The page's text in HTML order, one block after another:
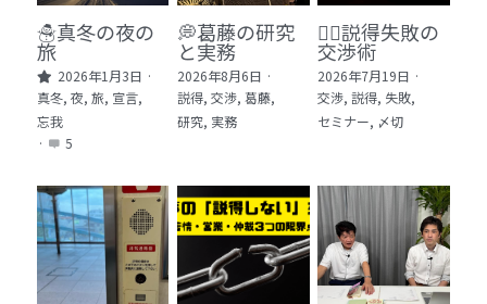
🛒Learn More!（商品）
❓FAQ
📮ASK（無料読者登録 or 無料お問い合わせ）
📚 100冊の「本は飲み物」index
1 クレーム・犯罪・説得交渉 23冊
ログイン/ 登録
検索
☃️真冬の夜の
旅
2026年1月3日 ·
真冬, 夜, 旅, 宣言,
忘我
·
5
💭葛藤の研究
と実務
2026年8月6日 ·
説得, 交渉, 葛藤,
研究, 実務
🕵️‍♂️説得失敗の
交渉術
2026年7月19日 ·
交渉, 説得, 失敗,
セミナー, 〆切